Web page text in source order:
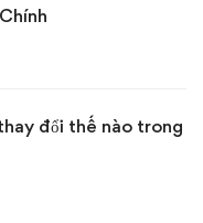
đổi thế nào trong